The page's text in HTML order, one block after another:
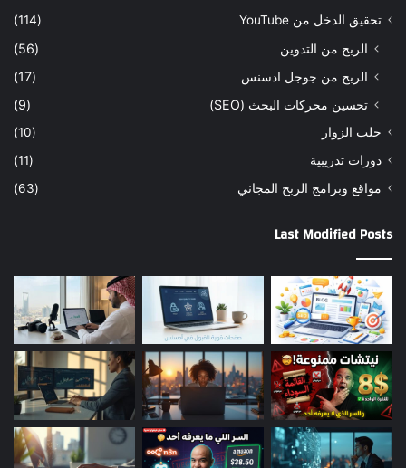
تحقيق الدخل من YouTube
(114)
الربح من التدوين
(56)
الربح من جوجل ادسنس
(17)
تحسين محركات البحث (SEO)
(9)
جلب الزوار
(10)
دورات تدريبية
(11)
مواقع وبرامج الربح المجاني
(63)
Last Modified Posts